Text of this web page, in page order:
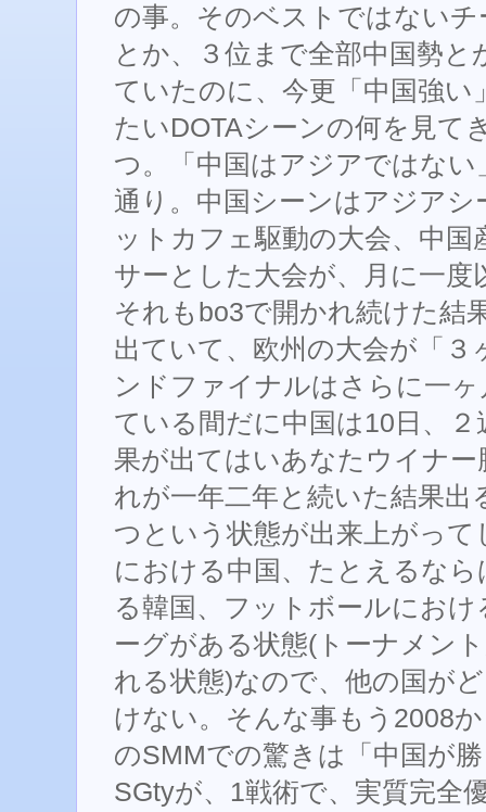
の事。そのベストではない
とか、３位まで全部中国勢
ていたのに、今更「中国強
たいDOTAシーンの何を見て
つ。「中国はアジアではな
通り。中国シーンはアジア
ットカフェ駆動の大会、中
サーとした大会が、月に一度
それもbo3で開かれ続けた結
出ていて、欧州の大会が「３
ンドファイナルはさらに一
ている間だに中国は10日、
果が出てはいあなたウイナ
れが一年二年と続いた結果
つという状態が出来上がっ
における中国、たとえるな
る韓国、フットボールにお
ーグがある状態(トーナメン
れる状態)なので、他の国が
けない。そんな事もう2008
のSMMでの驚きは「中国が
SGtyが、1戦術で、実質完全